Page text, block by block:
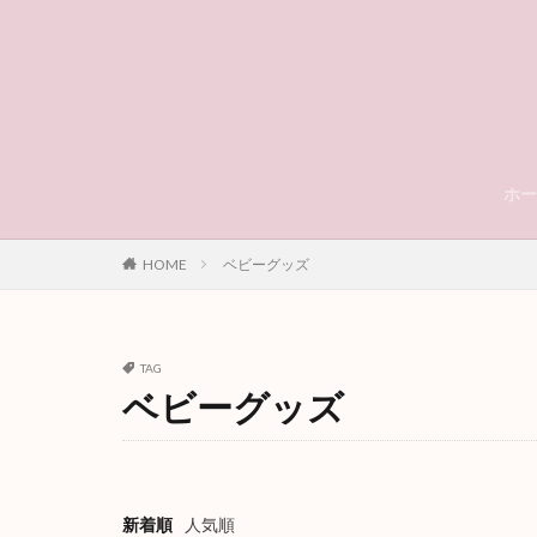
ホ
HOME ベビーグッズ
TAG
ベビーグッズ
新着順 人気順